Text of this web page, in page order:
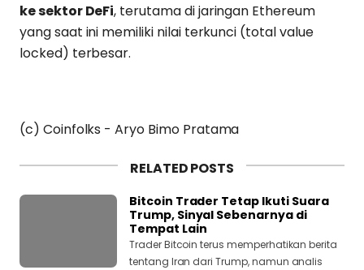
ke sektor DeFi, terutama di jaringan Ethereum
yang saat ini memiliki nilai terkunci (total value
locked) terbesar.
(c) Coinfolks - Aryo Bimo Pratama
RELATED POSTS
Bitcoin Trader Tetap Ikuti Suara
Trump, Sinyal Sebenarnya di
Tempat Lain
Trader Bitcoin terus memperhatikan berita
tentang Iran dari Trump, namun analis